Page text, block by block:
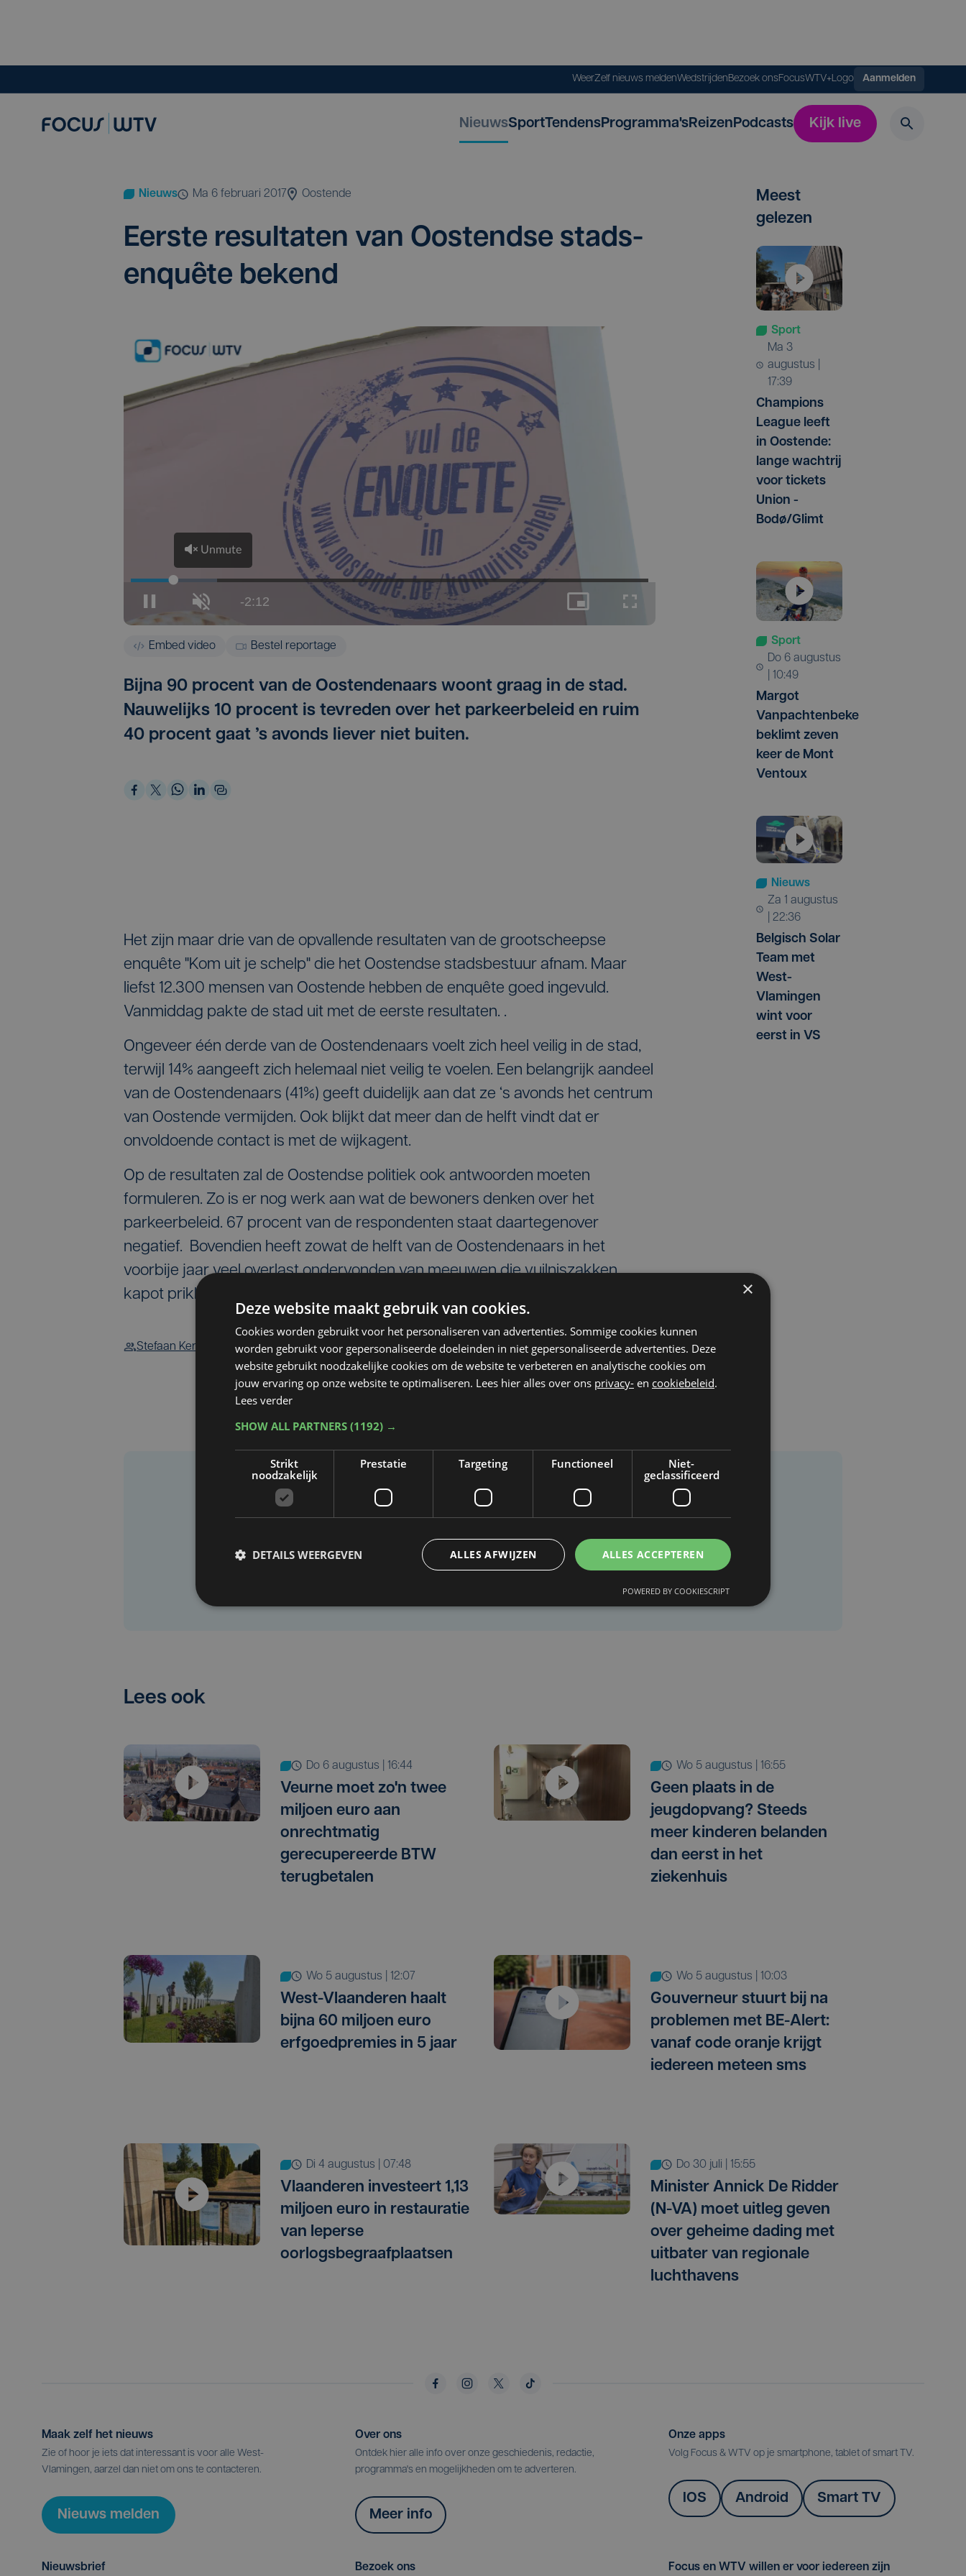
WeerZelf nieuws meldenWedstrijdenBezoek onsFocusWTV+Logo Aanmelden
NieuwsSportTendensProgramma'sReizenPodcasts Kijk live
Nieuws ma 6 februari 2017 Oostende
Eer­ste resul­ta­ten van Oos­tend­se stad­s­
en­quê­te bekend
Embed video Bestel reportage
Bijna 90 procent van de Oostendenaars woont graag in de stad.
Nauwelijks 10 procent is tevreden over het parkeerbeleid en ruim
40 procent gaat ’s avonds liever niet buiten.
Het zijn maar drie van de opvallende resultaten van de grootscheepse
enquête "Kom uit je schelp" die het Oostendse stadsbestuur afnam. Maar
liefst 12.300 mensen van Oostende hebben de enquête goed ingevuld.
Vanmiddag pakte de stad uit met de eerste resultaten. .
Ongeveer één derde van de Oostendenaars voelt zich heel veilig in de stad,
terwijl 14% aangeeft zich helemaal niet veilig te voelen. Een belangrijk aandeel
van de Oostendenaars (41%) geeft duidelijk aan dat ze ‘s avonds het centrum
van Oostende vermijden. Ook blijkt dat meer dan de helft vindt dat er
onvoldoende contact is met de wijkagent.
Op de resultaten zal de Oostendse politiek ook antwoorden moeten
formuleren. Zo is er nog werk aan wat de bewoners denken over het
parkeerbeleid. 67 procent van de respondenten staat daartegenover
negatief. Bovendien heeft zowat de helft van de Oostendenaars in het
voorbije jaar veel overlast ondervonden van meeuwen die vuilniszakken
kapot prikken.
Stefaan Kerger
Meest
gelezen
Sport
ma 3
augustus |
17:39
Champions
League leeft
in Oostende:
lange wachtrij
voor tickets
Union -
Bodø/Glimt
Sport
do 6 augustus
| 10:49
Margot
Vanpachtenbeke
beklimt zeven
keer de Mont
Ventoux
Nieuws
za 1 augustus
| 22:36
Belgisch Solar
Team met
West-
Vlamingen
wint voor
eerst in VS
Taalfout opgemerkt?
Laat het ons weten
Lees ook
do 6 augustus | 16:44
Veurne moet zo'n twee
miljoen euro aan
onrechtmatig
gerecupereerde BTW
terugbetalen
wo 5 augustus | 16:55
Geen plaats in de
jeugdopvang? Steeds
meer kinderen belanden
dan eerst in het
ziekenhuis
wo 5 augustus | 12:07
West-Vlaanderen haalt
bijna 60 miljoen euro
erfgoedpremies in 5 jaar
wo 5 augustus | 10:03
Gouverneur stuurt bij na
problemen met BE-Alert:
vanaf code oranje krijgt
iedereen meteen sms
di 4 augustus | 07:48
Vlaanderen investeert 1,13
miljoen euro in restauratie
van Ieperse
oorlogsbegraafplaatsen
do 30 juli | 15:55
Minister Annick De Ridder
(N-VA) moet uitleg geven
over geheime dading met
uitbater van regionale
luchthavens
Maak zelf het nieuws
Zie of hoor je iets dat interessant is voor alle West-
Vlamingen, aarzel dan niet om ons te contacteren.
Nieuws melden
Over ons
Ontdek hier alle info over onze geschiedenis, redactie,
programma's en mogelijkheden om te adverteren.
Meer info
Onze apps
Volg Focus & WTV op je smartphone, tablet of smart TV.
IOS Android Smart TV
Nieuwsbrief Bezoek ons Focus en WTV willen er voor iedereen zijn
×
Deze website maakt gebruik van cookies.
Cookies worden gebruikt voor het personaliseren van advertenties. Sommige cookies kunnen
worden gebruikt voor gepersonaliseerde doeleinden in niet gepersonaliseerde advertenties. Deze
website gebruikt noodzakelijke cookies om de website te verbeteren en analytische cookies om
jouw ervaring op onze website te optimaliseren. Lees hier alles over ons privacy- en cookiebeleid.
Lees verder
SHOW ALL PARTNERS (1192) →
Strikt
noodzakelijk
Prestatie Targeting Functioneel
Niet-
geclassificeerd
ALLES ACCEPTEREN
ALLES AFWIJZEN
DETAILS WEERGEVEN
POWERED BY COOKIESCRIPT